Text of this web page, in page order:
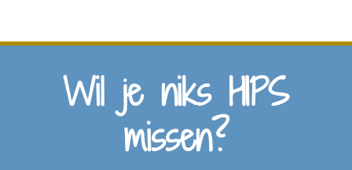
Wil je niks HIPS
missen?